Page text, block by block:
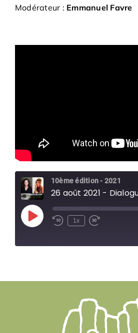
Modérateur : Emmanuel Favre
10ème édition - 2021
Play
Episode
1x